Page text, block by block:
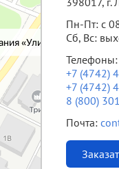
Пн-Пт: с
Сб, Вс:
Телефоны:
+7 (4742)
+7 (4742)
8 (800)
Почта: